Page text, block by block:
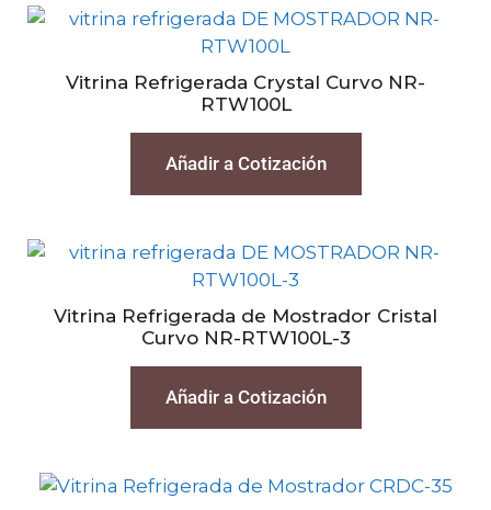
Vitrina Refrigerada Crystal Curvo NR-
RTW100L
Añadir a Cotización
Vitrina Refrigerada de Mostrador Cristal
Curvo NR-RTW100L-3
Añadir a Cotización